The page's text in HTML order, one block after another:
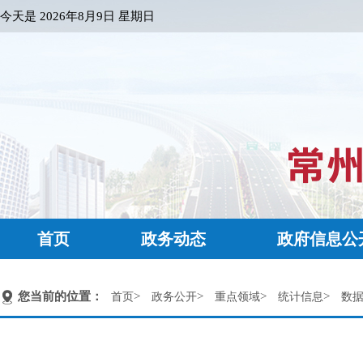
今天是 2026年8月9日 星期日
首页 政务动态 政府信息公
您当前的位置： 首页> 政务公开> 重点领域> 统计信息> 数